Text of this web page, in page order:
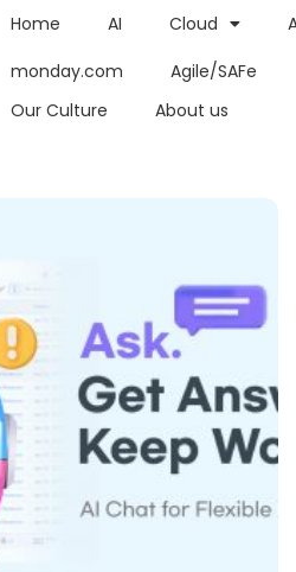
Home AI Cloud
monday.com
Agile/SAFe
Our Culture
About us